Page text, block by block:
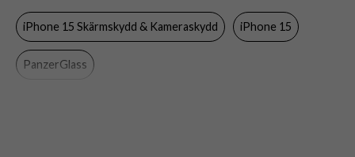
Färg Genomskinlig
iPhone 15 Skärmskydd & Kameraskydd iPhone 15
PanzerGlass